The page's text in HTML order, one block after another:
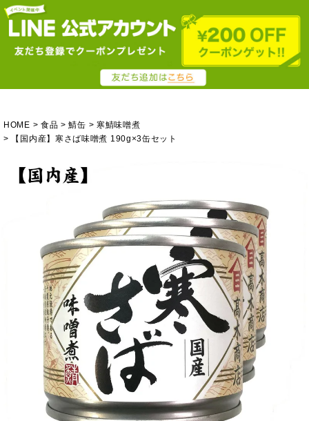
HOME 食品 鯖缶
寒鯖味噌煮
【国内産】寒さば味噌煮 190g×3缶セット